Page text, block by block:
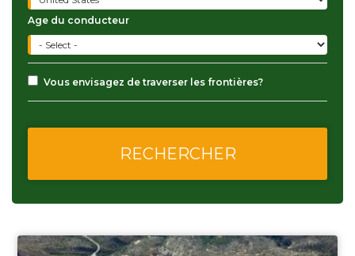
Age du conducteur
Vous envisagez de traverser les frontières?